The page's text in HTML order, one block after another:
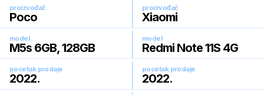
proizvođač
Poco
proizvođač
Xiaomi
model
M5s 6GB, 128GB
model
Redmi Note 11S 4G
pocetak prodaje
2022.
pocetak prodaje
2022.